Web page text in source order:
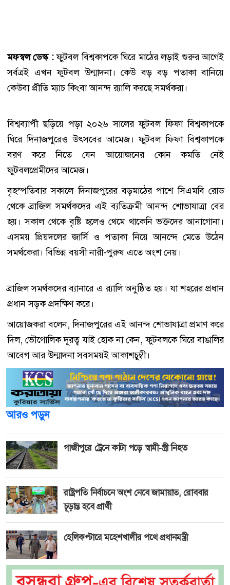
মফস্বল ডেস্ক :ফুটবল বিশ্বকাপকে ঘিরে মাঠের লড়াই শুরুর আগেই
সর্বত্রই এখন ফুটবল উন্মাদনা। কেউ বড় বড় পতাকা বানিয়ে
কেউবা প্রীতি ম্যাচ কিংবা আনন্দ র‌্যালি করছে সমর্থকরা।
বিশ্বব্যাপী ছড়িয়ে পড়া ২০২৬ সালের ফুটবল ফিফা বিশ্বকাপকে
ঘিরে দিনাজপুরেও উৎসবের আমেজ। ফুটবল ফিফা বিশ্বকাপকে
বরণ করে নিতে যেন আয়োজনের কোন কমতি নেই
ফুটবলপ্রেমীদের আমেজ।
বৃহস্পতিবার সকালে দিনাজপুরের বড়মাঠের পাশে সিএমবি রোড
থেকে ব্রাজিল সমর্থকদের এই ব্যতিক্রমী আনন্দ শোভাযাত্রা বের
হয়। সকাল থেকে বৃষ্টি হলেও থেমে থাকেনি ভক্তদের আনাগোনা।
এসময় প্রিয়দলের জার্সি ও পতাকা নিয়ে আনন্দে মেতে উঠেন
সমর্থকেরা। বিভিন্ন বয়সী নারী-পুরুষ এতে অংশ নেয়।
ব্রাজিল সমর্থকদের ব্যানারে এ র‌্যালি অনুষ্ঠিত হয়। যা শহরের প্রধান
প্রধান সড়ক প্রদক্ষিণ করে।
আয়োজকরা বলেন, দিনাজপুরের এই আনন্দ শোভাযাত্রা প্রমাণ করে
দিল, ভৌগোলিক দূরত্ব যাই হোক না কেন, ফুটবলকে ঘিরে বাঙালির
আবেগ আর উন্মাদনা সবসময়ই আকাশচুম্বী।
আরও পড়ুন
গাজীপুরে ট্রেনে কাটা পড়ে স্বামী-স্ত্রী নিহত
রাষ্ট্রপতি নির্বাচনে অংশ নেবে জামায়াত, রোববার
চূড়ান্ত হবে প্রার্থী
হেলিকপ্টারে মহেশখালীর পথে প্রধানমন্ত্রী